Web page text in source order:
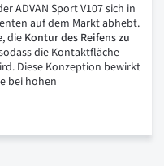
ADVAN Sport V107 sich in
auf dem Markt abhebt.
die Konturdes Reifenszu
die Kontaktfläche
Diese Konzeption bewirkt
bei hohen